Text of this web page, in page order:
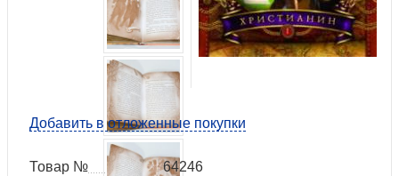
Добавить в отложенные покупки
Товар №
64246